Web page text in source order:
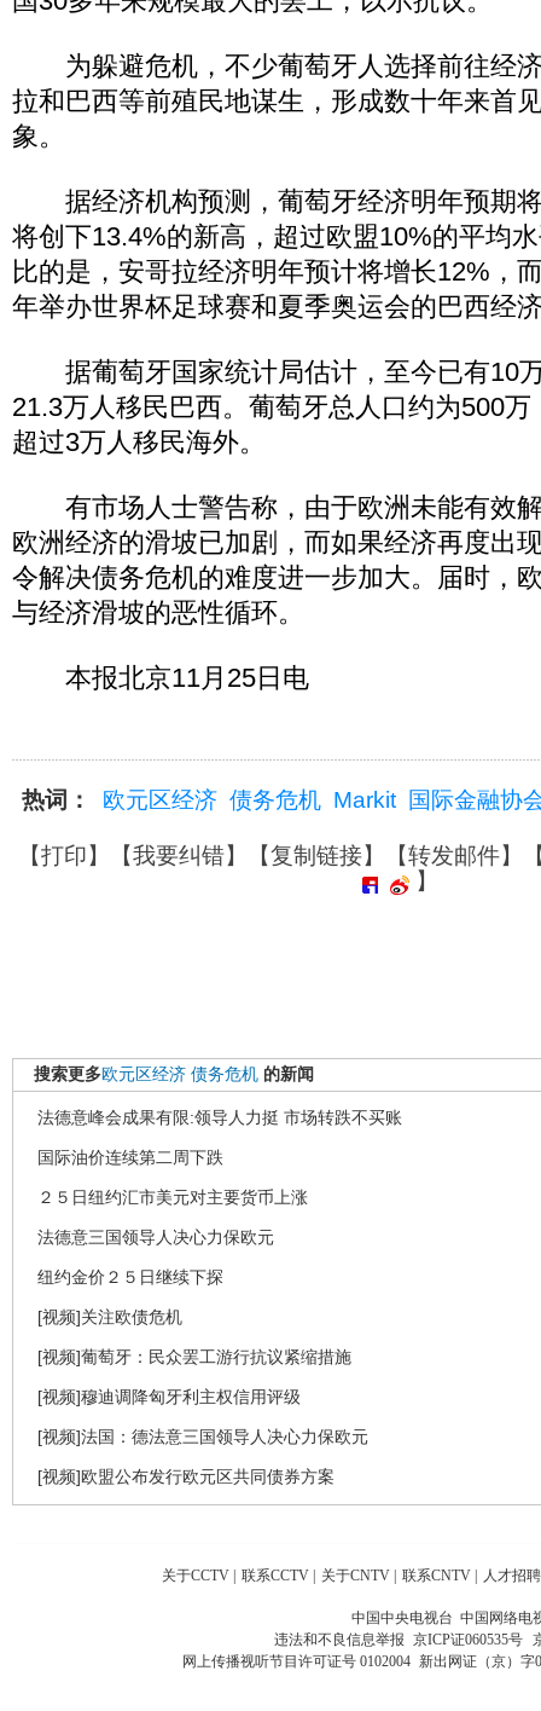
为躲避危机，不少葡萄牙人选择前往经
拉和巴西等前殖民地谋生，形成数十年来首
象。
据经济机构预测，葡萄牙经济明年预期
将创下13.4%的新高，超过欧盟10%的平均
比的是，安哥拉经济明年预计将增长12%，
年举办世界杯足球赛和夏季奥运会的巴西经
据葡萄牙国家统计局估计，至今已有10
21.3万人移民巴西。葡萄牙总人口约为500
超过3万人移民海外。
有市场人士警告称，由于欧洲未能有效
欧洲经济的滑坡已加剧，而如果经济再度出
令解决债务危机的难度进一步加大。届时，
与经济滑坡的恶性循环。
本报北京11月25日电
热词： 欧元区经济 债务危机 Markit 国际金融协
【打印】【我要纠错】【复制链接】【转发邮件】
】
搜索更多欧元区经济 债务危机 的新闻
法德意峰会成果有限:领导人力挺 市场转跌不买账
国际油价连续第二周下跌
２５日纽约汇市美元对主要货币上涨
法德意三国领导人决心力保欧元
纽约金价２５日继续下探
[视频]关注欧债危机
[视频]葡萄牙：民众罢工游行抗议紧缩措施
[视频]穆迪调降匈牙利主权信用评级
[视频]法国：德法意三国领导人决心力保欧元
[视频]欧盟公布发行欧元区共同债券方案
关于CCTV | 联系CCTV | 关于CNTV | 联系CNTV | 人才招聘
中国中央电视台 中国网络电
违法和不良信息举报 京ICP证060535号
网上传播视听节目许可证号 0102004 新出网证（京）